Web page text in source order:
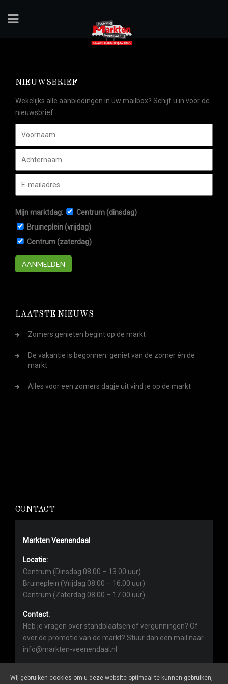
NIEUWSBRIEF
Wekelijks alle aanbiedingen in uw mailbox? Schijf u in voor de
nieuwsbrief.
Mijn marktdag:
Centrum (dinsdag)
Bruineplein (vrijdag)
Centrum (zaterdag)
AANMELDEN
LAATSTE NIEUWS
Zomers genieten begint op de markt
De vakantie is begonnen: geniet van de zomer én de
markt
Alles voor een zomers dagje uit vind je op de markt
CONTACT
Markten Veenendaal
Locatie:
Centrum (Dinsdag 08.00 – 13.00 uur)
Bruineplein (Vrijdag 08.00 – 16.00 uur)
Centrum (Zaterdag 08.00 – 17.00 uur)
Contact:
Heb je vragen over standplaatsen of vergunningen? Of
over de promotie van de markt? Stuur dan een mail naar
info@markten-veenendaal.nl
Wij gebruiken cookies om u deze website optimaal te kunnen gebruiken,